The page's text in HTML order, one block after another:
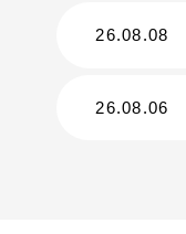
26.08.08
26.08.06